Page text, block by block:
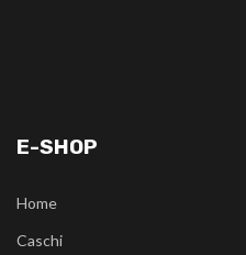
E-SHOP
Home
Caschi